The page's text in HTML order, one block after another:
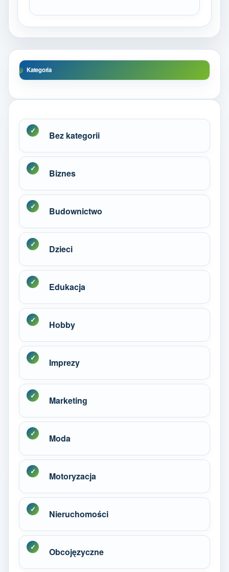
Kategoria
Bez kategorii
Biznes
Budownictwo
Dzieci
Edukacja
Hobby
Imprezy
Marketing
Moda
Motoryzacja
Nieruchomości
Obcojęzyczne